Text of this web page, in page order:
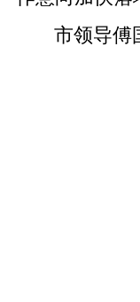
市领导傅